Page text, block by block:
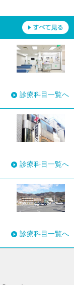
診療科目一覧へ
診療科目一覧へ
診療科目一覧へ